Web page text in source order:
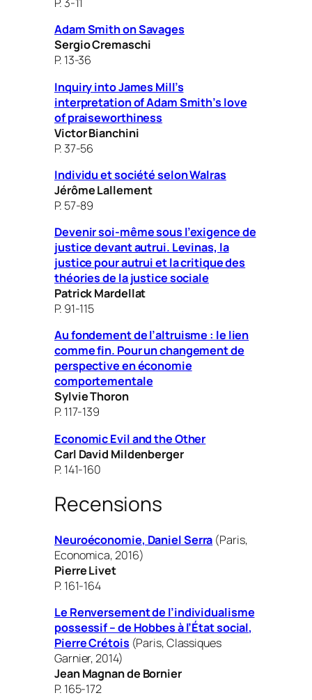
Adam Smith on Savages
Sergio Cremaschi
P. 13-36
Inquiry into James Mill’s
interpretation of Adam Smith’s love
of praiseworthiness
Victor Bianchini
P. 37-56
Individu et société selon Walras
Jérôme Lallement
P. 57-89
Devenir soi-même sous l’exigence de
justice devant autrui. Levinas, la
justice pour autrui et la critique des
théories de la justice sociale
Patrick Mardellat
P. 91-115
Au fondement de l’altruisme : le lien
comme fin. Pour un changement de
perspective en économie
comportementale
Sylvie Thoron
P. 117-139
Economic Evil and the Other
Carl David Mildenberger
P. 141-160
Recensions
Neuroéconomie, Daniel Serra (Paris,
Economica, 2016)
Pierre Livet
P. 161-164
Le Renversement de l’individualisme
possessif – de Hobbes à l’État social,
Pierre Crétois(Paris, Classiques
Garnier, 2014)
Jean Magnan de Bornier
P. 165-172